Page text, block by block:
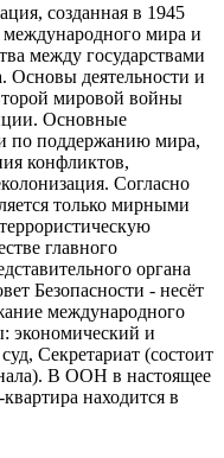
созданная в 1945
мира и
между государствами
Основы деятельности и
мировой войны
Основные
по поддержанию мира,
конфликтов,
Согласно
только мирными
главного
органа
Безопасности - несёт
международного
экономический и
Секретариат (состоит
В ООН в настоящее
находится в